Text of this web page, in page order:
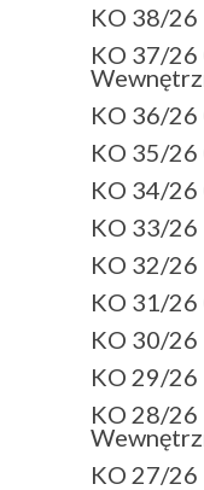
KO 38/
KO 37/26
KO 36/26
KO 35/
KO 34/26
KO 33/26
KO 32/26
KO 31/
KO 30/26
KO 29/26
KO 28/26
KO 27/26